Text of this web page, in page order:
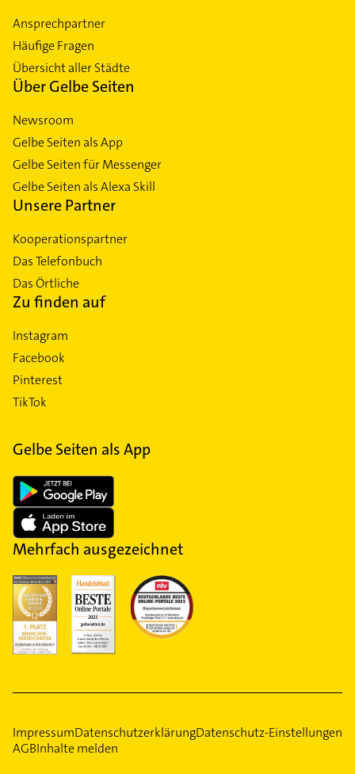
Ansprechpartner
Häufige Fragen
Übersicht aller Städte
Über Gelbe Seiten
Newsroom
Gelbe Seiten als App
Gelbe Seiten für Messenger
Gelbe Seiten als Alexa Skill
Unsere Partner
Kooperationspartner
Das Telefonbuch
Das Örtliche
Zu finden auf
Instagram
Facebook
Pinterest
TikTok
Gelbe Seiten als App
Mehrfach ausgezeichnet
ImpressumDatenschutzerklärungDatenschutz-Einstellungen
AGBInhalte melden